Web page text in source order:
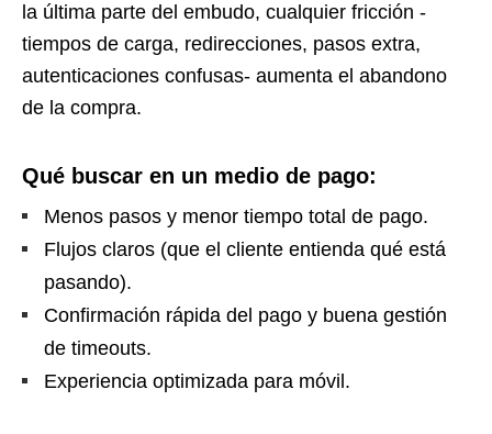
la última parte del embudo, cualquier fricción -
tiempos de carga, redirecciones, pasos extra,
autenticaciones confusas- aumenta el abandono
de la compra.
Qué buscar en un medio de pago:
Menos pasos y menor tiempo total de pago.
Flujos claros (que el cliente entienda qué está
pasando).
Confirmación rápida del pago y buena gestión
de timeouts.
Experiencia optimizada para móvil.